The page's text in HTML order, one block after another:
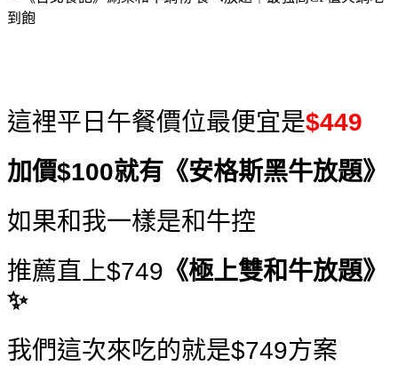
這裡平日午餐價位最便宜是$449
加價$100就有《安格斯黑牛放題》
如果和我一樣是和牛控
推薦直上$749 《極上雙和牛放題》
✨
我們這次來吃的就是$749方案